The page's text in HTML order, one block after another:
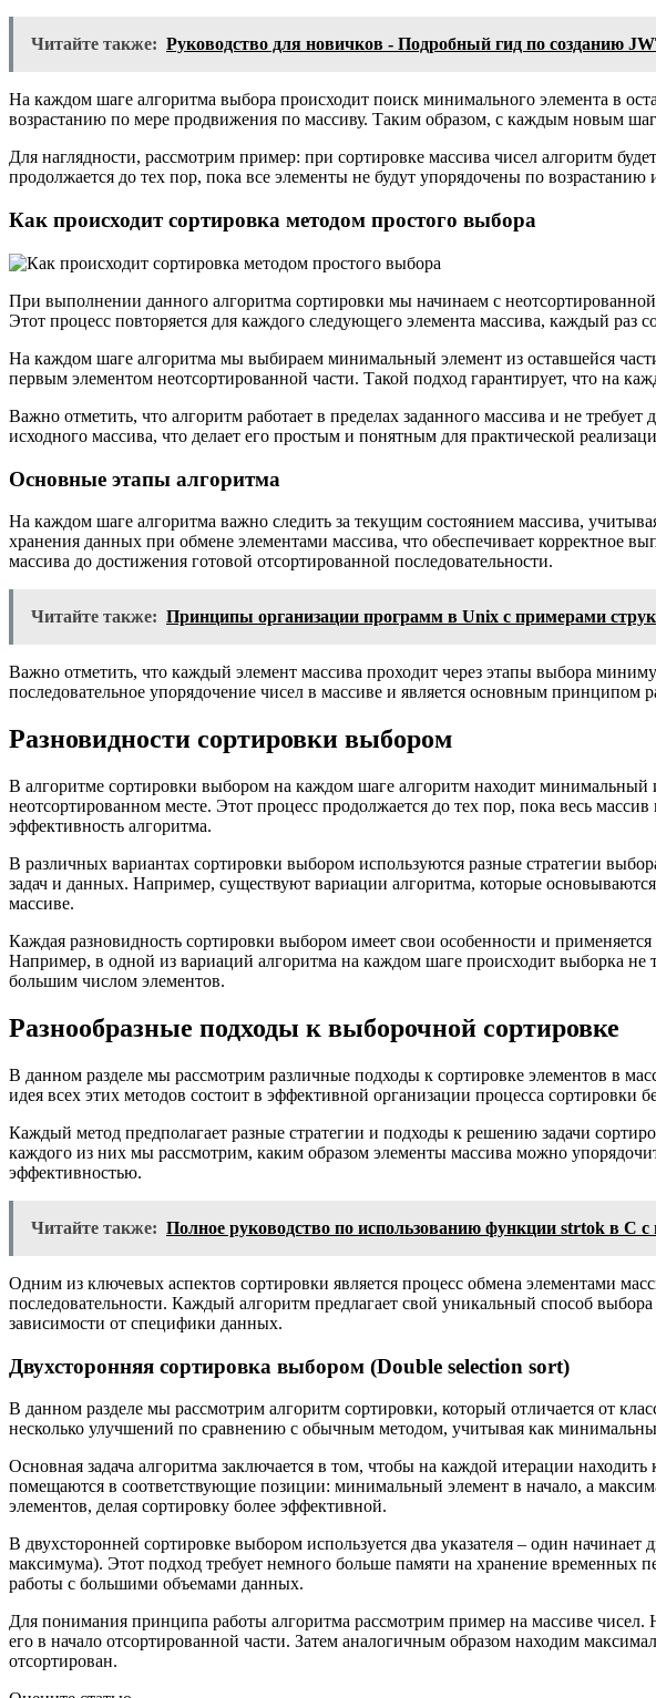
Читайте также: Руководство для новичков - Подробный гид по созданию
На каждом шаге алгоритма выбора происходит поиск минимального элемента в
возрастанию по мере продвижения по массиву. Таким образом, с каждым новым
Для наглядности, рассмотрим пример: при сортировке массива чисел алгоритм
продолжается до тех пор, пока все элементы не будут упорядочены по
Как происходит сортировка методом простого выбора
При выполнении данного алгоритма сортировки мы начинаем с
Этот процесс повторяется для каждого следующего элемента массива, каждый раз
На каждом шаге алгоритма мы выбираем минимальный элемент из оставшейся
первым элементом неотсортированной части. Такой подход гарантирует, что на
Важно отметить, что алгоритм работает в пределах заданного массива и не
исходного массива, что делает его простым и понятным для практической
Основные этапы алгоритма
На каждом шаге алгоритма важно следить за текущим состоянием массива,
хранения данных при обмене элементами массива, что обеспечивает корректное
массива до достижения готовой отсортированной последовательности.
Читайте также: Принципы организации программ в Unix с примерами
Важно отметить, что каждый элемент массива проходит через этапы выбора
последовательное упорядочение чисел в массиве и является основным принципом
Разновидности сортировки выбором
В алгоритме сортировки выбором на каждом шаге алгоритм находит минимальный
неотсортированном месте. Этот процесс продолжается до тех пор, пока весь
эффективность алгоритма.
В различных вариантах сортировки выбором используются разные стратегии
задач и данных. Например, существуют вариации алгоритма, которые
массиве.
Каждая разновидность сортировки выбором имеет свои особенности и
Например, в одной из вариаций алгоритма на каждом шаге происходит выборка не
большим числом элементов.
Разнообразные подходы к выборочной сортировке
В данном разделе мы рассмотрим различные подходы к сортировке элементов в
идея всех этих методов состоит в эффективной организации процесса сортировки
Каждый метод предполагает разные стратегии и подходы к решению задачи
каждого из них мы рассмотрим, каким образом элементы массива можно
эффективностью.
Читайте также: Полное руководство по использованию функции strtok в C
Одним из ключевых аспектов сортировки является процесс обмена элементами
последовательности. Каждый алгоритм предлагает свой уникальный способ
зависимости от специфики данных.
Двухсторонняя сортировка выбором (Double selection sort)
В данном разделе мы рассмотрим алгоритм сортировки, который отличается от
несколько улучшений по сравнению с обычным методом, учитывая как
Основная задача алгоритма заключается в том, чтобы на каждой итерации
помещаются в соответствующие позиции: минимальный элемент в начало, а
элементов, делая сортировку более эффективной.
В двухсторонней сортировке выбором используется два указателя – один
максимума). Этот подход требует немного больше памяти на хранение временных
работы с большими объемами данных.
Для понимания принципа работы алгоритма рассмотрим пример на массиве
его в начало отсортированной части. Затем аналогичным образом находим
отсортирован.